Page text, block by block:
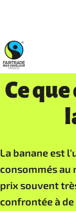
Actions et
Ce
La banane est
consommés au
prix souvent
confrontée à